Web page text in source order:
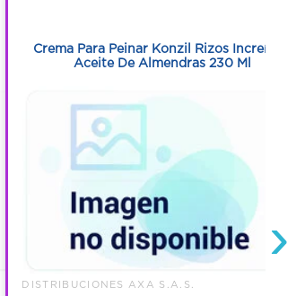
Crema Para Peinar Konzil Rizos Increíbles
Aceite De Almendras 230 Ml
DISTRIBUCIONES AXA S.A.S.
›